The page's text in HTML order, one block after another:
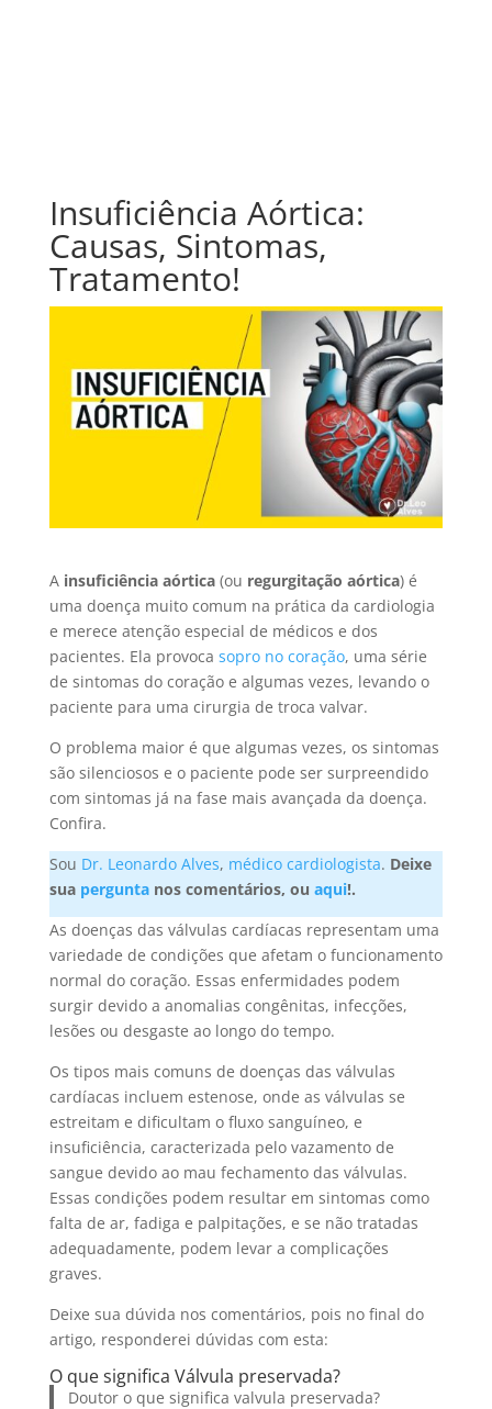
Insuficiência Aórtica:
Causas, Sintomas,
Tratamento!
A insuficiência aórtica(ou regurgitação aórtica) é
uma doença muito comum na prática da cardiologia
e merece atenção especial de médicos e dos
pacientes. Ela provoca sopro no coração, uma série
de sintomas do coração e algumas vezes, levando o
paciente para uma cirurgia de troca valvar.
O problema maior é que algumas vezes, os sintomas
são silenciosos e o paciente pode ser surpreendido
com sintomas já na fase mais avançada da doença.
Confira.
Sou Dr. Leonardo Alves, médico cardiologista. Deixe
sua perguntanos comentários, ou aqui!.
As doenças das válvulas cardíacas representam uma
variedade de condições que afetam o funcionamento
normal do coração. Essas enfermidades podem
surgir devido a anomalias congênitas, infecções,
lesões ou desgaste ao longo do tempo.
Os tipos mais comuns de doenças das válvulas
cardíacas incluem estenose, onde as válvulas se
estreitam e dificultam o fluxo sanguíneo, e
insuficiência, caracterizada pelo vazamento de
sangue devido ao mau fechamento das válvulas.
Essas condições podem resultar em sintomas como
falta de ar, fadiga e palpitações, e se não tratadas
adequadamente, podem levar a complicações
graves.
Deixe sua dúvida nos comentários, pois no final do
artigo, responderei dúvidas com esta:
O que significa Válvula preservada?
Doutor o que significa valvula preservada?